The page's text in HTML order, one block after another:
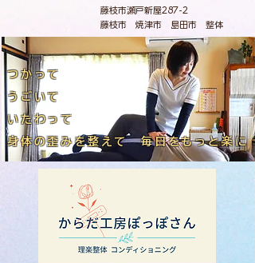
藤枝市瀬戸新屋287-2
藤枝市 焼津市 島田市 整体
つかって
うごいて
いたわって
​身体の歪みを整えて 毎日をもっと楽に